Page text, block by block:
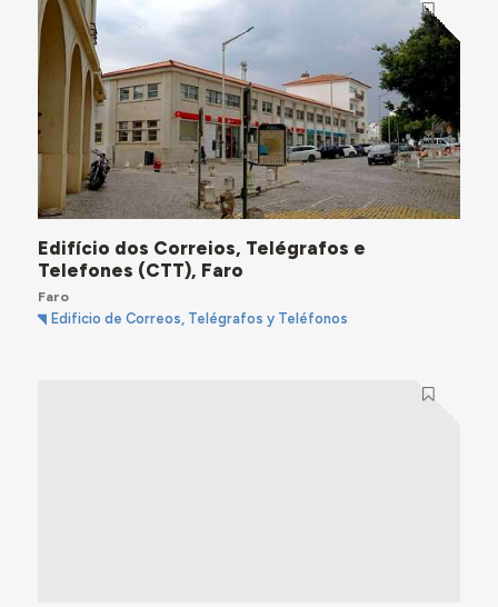
Edifício dos Correios, Telégrafos e
Telefones (CTT), Faro
Faro
Edificio de Correos, Telégrafos y Teléfonos